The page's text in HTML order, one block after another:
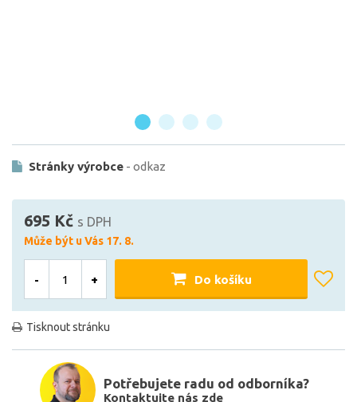
Stránky výrobce - odkaz
695 Kč s DPH
Může být u Vás 17. 8.
- + Do košíku
Tisknout stránku
Potřebujete radu od odborníka?
Kontaktujte nás zde